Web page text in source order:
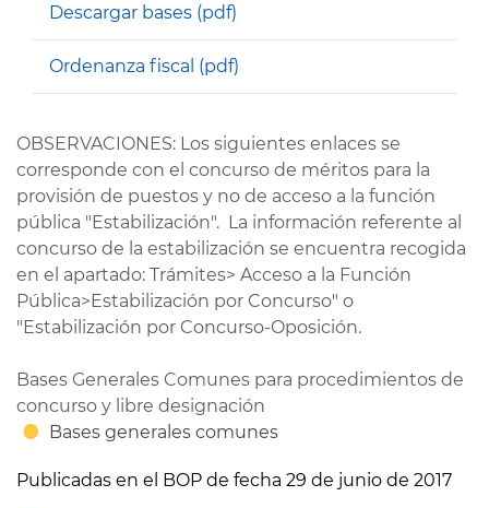
Descargar bases (pdf)
Ordenanza fiscal (pdf)
OBSERVACIONES: Los siguientes enlaces se
corresponde con el concurso de méritos para la
provisión de puestos y no de acceso a la función
pública "Estabilización". La información referente al
concurso de la estabilización se encuentra recogida
en el apartado: Trámites> Acceso a la Función
Pública>Estabilización por Concurso" o
"Estabilización por Concurso-Oposición.
Bases Generales Comunes para procedimientos de
concurso y libre designación
Bases generales comunes
Publicadas en el BOP de fecha 29 de junio de 2017